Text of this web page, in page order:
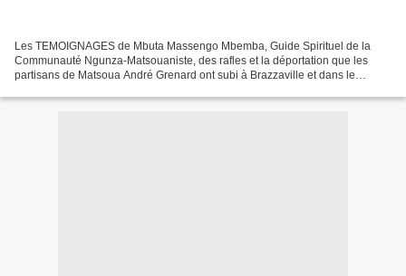
Les TEMOIGNAGES de Mbuta Massengo Mbemba, Guide Spirituel de la
Communauté Ngunza-Matsouaniste, des rafles et la déportation que les
partisans de Matsoua André Grenard ont subi à Brazzaville et dans le